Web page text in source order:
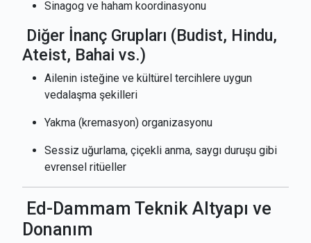
Sinagog ve haham koordinasyonu
Diğer İnanç Grupları (Budist, Hindu,
Ateist, Bahai vs.)
Ailenin isteğine ve kültürel tercihlere uygun
vedalaşma şekilleri
Yakma (kremasyon) organizasyonu
Sessiz uğurlama, çiçekli anma, saygı duruşu gibi
evrensel ritüeller
Ed-Dammam Teknik Altyapı ve
Donanım